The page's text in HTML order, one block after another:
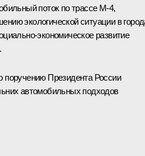
поток по трассе М-4,
экологической ситуации в
экономическое развитие
поручению Президента России
автомобильных подходов